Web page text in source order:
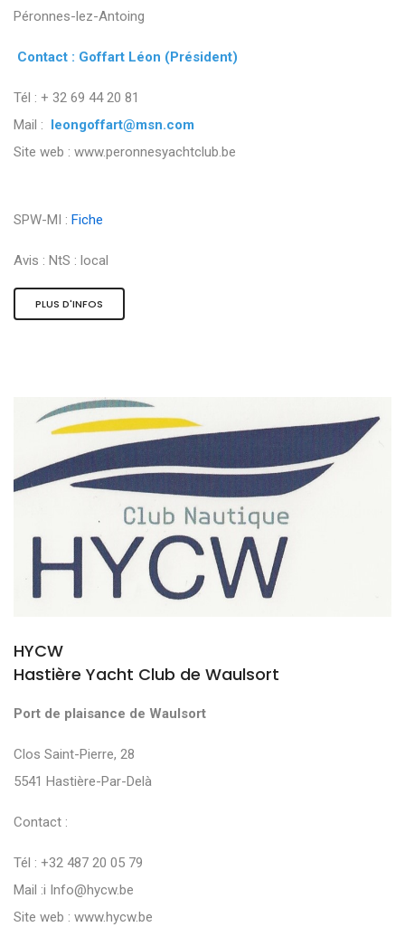
Péronnes-lez-Antoing
Contact : Goffart Léon (Président)
Tél : + 32 69 44 20 81
Mail : leongoffart@msn.com
Site web : www.peronnesyachtclub.be
SPW-MI : Fiche
Avis : NtS : local
PLUS D'INFOS
HYCW
Hastière Yacht Club de Waulsort
Port de plaisance de Waulsort
Clos Saint-Pierre, 28
5541 Hastière-Par-Delà
Contact :
Tél : +32 487 20 05 79
Mail :i Info@hycw.be
Site web : www.hycw.be